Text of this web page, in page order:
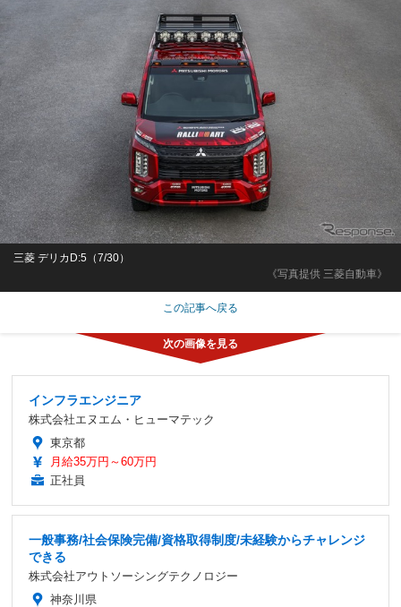
《写真提供 三菱自動車》
三菱 デリカD:5（7/30）
この記事へ戻る
インフラエンジニア
株式会社エヌエム・ヒューマテック
東京都
月給35万円～60万円
正社員
一般事務/社会保険完備/資格取得制度/未経験からチャレンジ
できる
株式会社アウトソーシングテクノロジー
神奈川県